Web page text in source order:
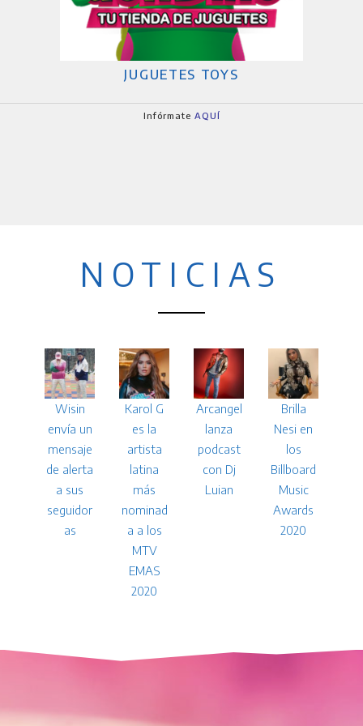
JUGUETES TOYS
Infórmate AQUÍ
NOTICIAS
Wisin
envía un
mensaje
de alerta
a sus
seguidor
as
Karol G
es la
artista
latina
más
nominad
a a los
MTV
EMAS
2020
Arcangel
lanza
podcast
con Dj
Luian
Brilla
Nesi en
los
Billboard
Music
Awards
2020